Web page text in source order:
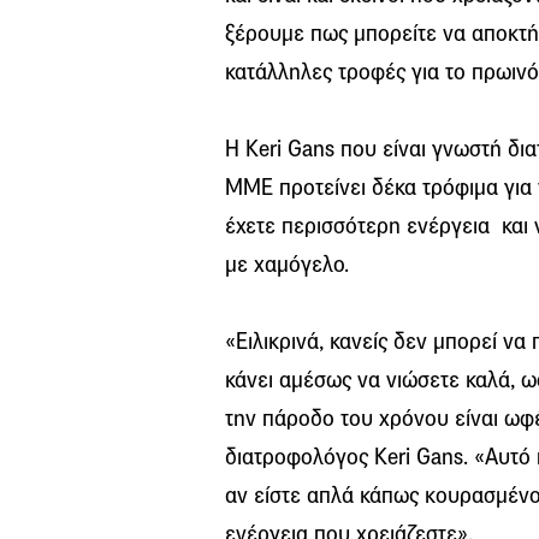
ξέρουμε πως μπορείτε να
κατάλληλες τροφές για το
Η Keri Gans που είναι γνωστή
ΜΜΕ προτείνει δέκα τρόφιμα
έχετε περισσότερη ενέργεια και
με χαμόγελο.
«Ειλικρινά, κανείς δεν μπορεί
κάνει αμέσως να νιώσετε καλά,
την πάροδο του χρόνου είναι
διατροφολόγος Keri Gans. «Αυτό
αν είστε απλά κάπως